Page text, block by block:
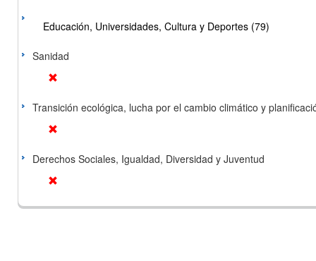
Educación, Universidades, Cultura y Deportes (79)
Sanidad
Transición ecológica, lucha por el cambio climático y
Derechos Sociales, Igualdad, Diversidad y Juventud